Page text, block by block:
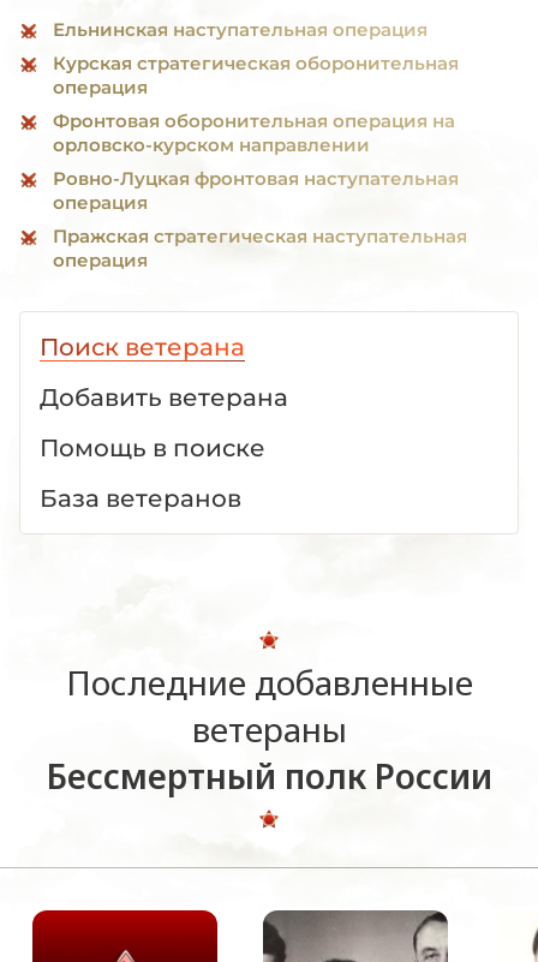
Ельнинская наступательная операция
Курская стратегическая оборонительная
операция
Фронтовая оборонительная операция на
орловско-курском направлении
Ровно-Луцкая фронтовая наступательная
операция
Пражская стратегическая наступательная
операция
Поиск ветерана
Добавить ветерана
Помощь в поиске
База ветеранов
Последние добавленные
ветераны
Бессмертный полк России